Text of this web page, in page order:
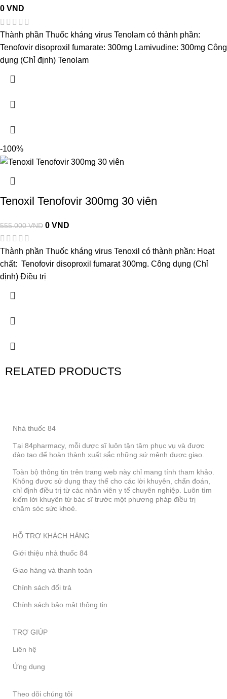
0VND
Thành phần Thuốc kháng virus Tenolam có thành phần:
Tenofovir disoproxil fumarate: 300mg Lamivudine: 300mg Công
dụng (Chỉ định) Tenolam
-100%
Tenoxil Tenofovir 300mg 30 viên
555.000VND 0VND
Thành phần Thuốc kháng virus Tenoxil có thành phần: Hoạt
chất: Tenofovir disoproxil fumarat 300mg. Công dụng (Chỉ
định) Điều trị
RELATED PRODUCTS
Nhà thuốc 84
Tại 84pharmacy, mỗi dược sĩ luôn tận tâm phục vụ và được
đào tạo để hoàn thành xuất sắc những sứ mệnh được giao.
Toàn bộ thông tin trên trang web này chỉ mang tính tham khảo.
Không được sử dụng thay thế cho các lời khuyên, chẩn đoán,
chỉ định điều trị từ các nhân viên y tế chuyên nghiệp. Luôn tìm
kiếm lời khuyên từ bác sĩ trước một phương pháp điều trị
chăm sóc sức khoẻ.
HỖ TRỢ KHÁCH HÀNG
Giới thiệu nhà thuốc 84
Giao hàng và thanh toán
Chính sách đổi trả
Chính sách bảo mật thông tin
TRỢ GIÚP
Liên hệ
Ứng dụng
Theo dõi chúng tôi